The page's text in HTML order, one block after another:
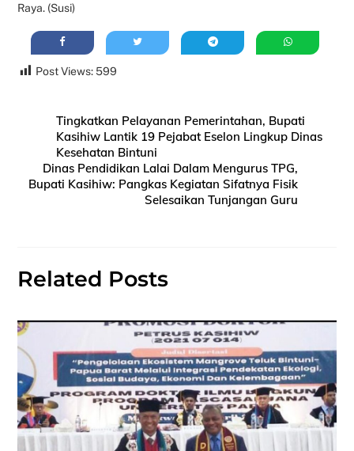
Raya. (Susi)
Post Views: 599
Tingkatkan Pelayanan Pemerintahan, Bupati
Kasihiw Lantik 19 Pejabat Eselon Lingkup Dinas
Kesehatan Bintuni
Dinas Pendidikan Lalai Dalam Mengurus TPG,
Bupati Kasihiw: Pangkas Kegiatan Sifatnya Fisik
Selesaikan Tunjangan Guru
Related Posts